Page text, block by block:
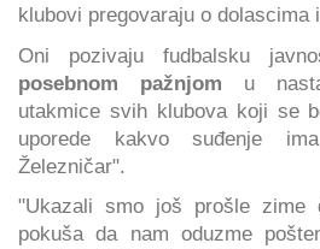
klubovi pregovaraju o dolascima
Oni pozivaju fudbalsku
posebnom pažnjom u
utakmice svih klubova koji se
uporede kakvo suđenje
Železničar".
"Ukazali smo još prošle zime
pokuša da nam oduzme